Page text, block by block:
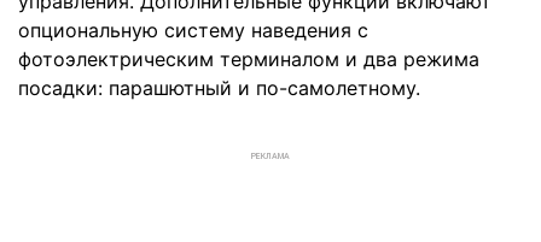
опциональную систему наведения с
фотоэлектрическим терминалом и два режима
посадки: парашютный и по-самолетному.
РЕКЛАМА